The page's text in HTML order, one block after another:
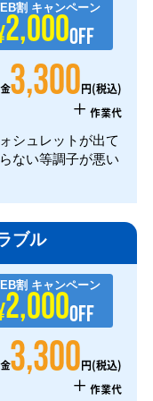
割 キャンペーン
2,000OFF
3,300円(税込)
+ 作業代
シュレットが出て
ない等調子が悪い
ブル
割 キャンペーン
2,000OFF
3,300円(税込)
+ 作業代